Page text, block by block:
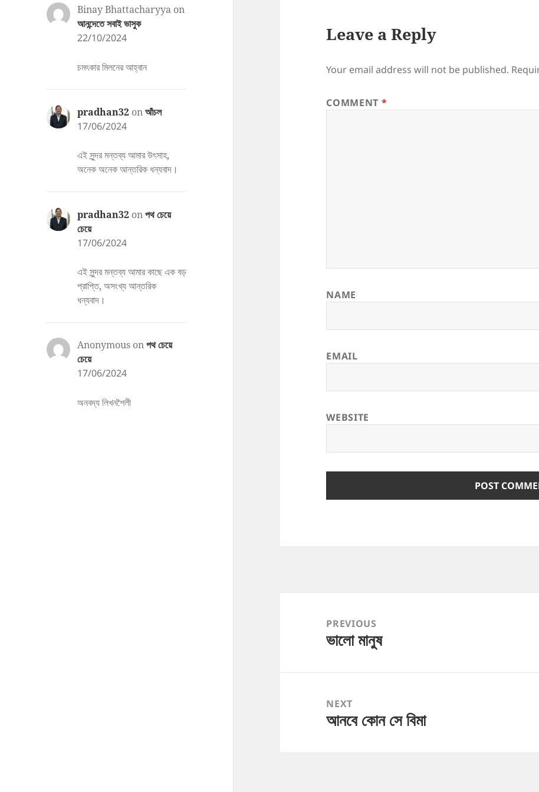
Binay Bhattacharyya on
আনন্দেতে সবাই ভাসুক
22/10/2024
চমৎকার মিলনের আহ্বান
pradhan32 onআঁচল
17/06/2024
এই সুন্দর মন্তব্য আমার উৎসাহ,
অনেক অনেক আন্তরিক ধন্যবাদ।
pradhan32 onপথ চেয়ে
চেয়ে
17/06/2024
এই সুন্দর মন্তব্য আমার কাছে এক বড়
প্রাপ্তি, অসংখ্য আন্তরিক
ধন্যবাদ।
Anonymous onপথ চেয়ে
চেয়ে
17/06/2024
অনবদ্য লিখনশৈলী
Leave a Reply
Your email address will not be published.
COMMENT *
NAME
EMAIL
WEBSITE
navigationPREVIOUS
Previous
ভালো মানুষ
NEXT
Next
আনবে কোন সে বিমা